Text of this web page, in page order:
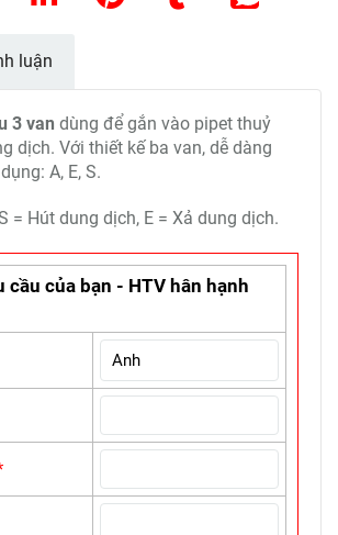
luận
3 van dùng để gắn vào pipet thuỷ
dịch. Với thiết kế ba van, dễ dàng
A, E, S.
= Hút dung dịch, E = Xả dung dịch.
cầu của bạn - HTV hân hạnh